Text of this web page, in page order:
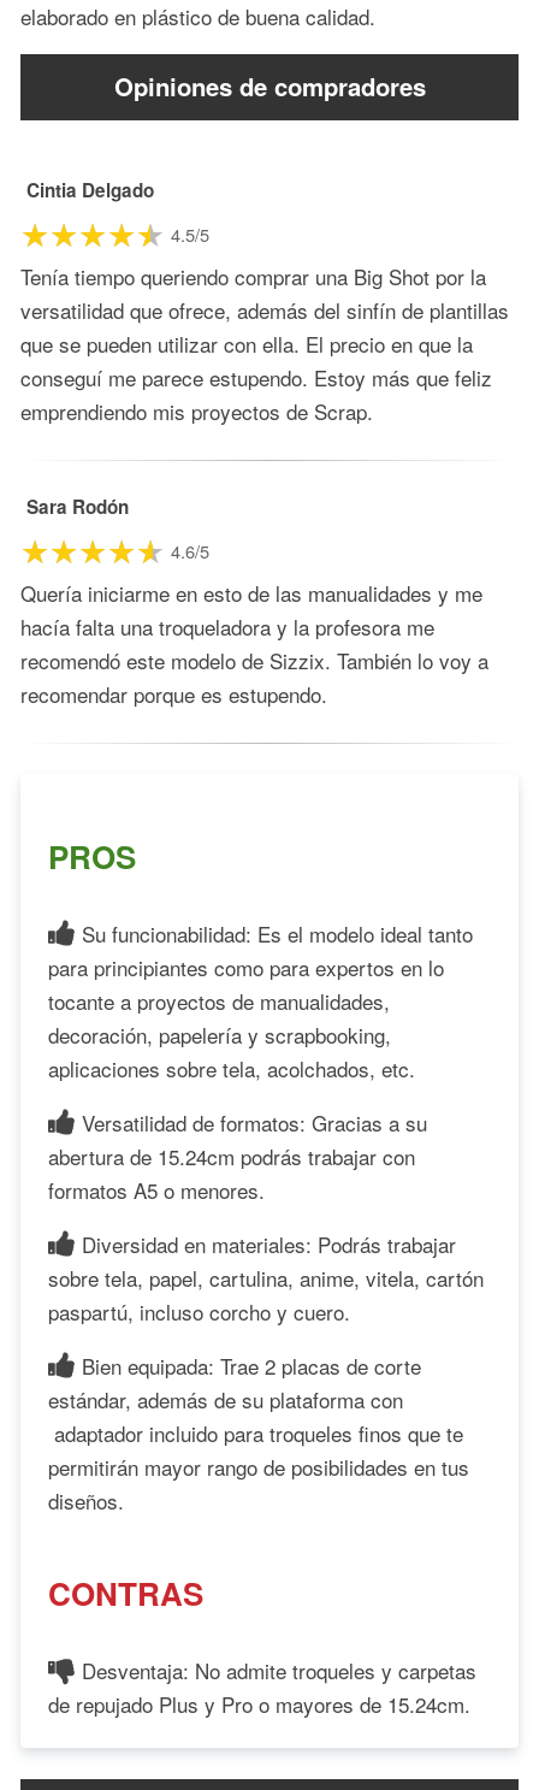
elaborado en plástico de buena calidad.
Opiniones de compradores
Cintia Delgado
4.5/5
Tenía tiempo queriendo comprar una Big Shot por la
versatilidad que ofrece, además del sinfín de plantillas
que se pueden utilizar con ella. El precio en que la
conseguí me parece estupendo. Estoy más que feliz
emprendiendo mis proyectos de Scrap.
Sara Rodón
4.6/5
Quería iniciarme en esto de las manualidades y me
hacía falta una troqueladora y la profesora me
recomendó este modelo de Sizzix. También lo voy a
recomendar porque es estupendo.
PROS
Su funcionabilidad: Es el modelo ideal tanto
para principiantes como para expertos en lo
tocante a proyectos de manualidades,
decoración, papelería y scrapbooking,
aplicaciones sobre tela, acolchados, etc.
Versatilidad de formatos: Gracias a su
abertura de 15.24cm podrás trabajar con
formatos A5 o menores.
Diversidad en materiales: Podrás trabajar
sobre tela, papel, cartulina, anime, vitela, cartón
paspartú, incluso corcho y cuero.
Bien equipada: Trae 2 placas de corte
estándar, además de su plataforma con
adaptador incluido para troqueles finos que te
permitirán mayor rango de posibilidades en tus
diseños.
CONTRAS
Desventaja: No admite troqueles y carpetas
de repujado Plus y Pro o mayores de 15.24cm.